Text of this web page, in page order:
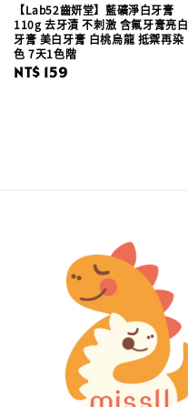
【Lab52齒妍堂】藍礦淨白牙膏
110g 去牙漬 不刺激 含氟牙膏亮白
牙膏 美白牙膏 白桃烏龍 抵禦再染
色 7天1色階
Regular
NT$ 159